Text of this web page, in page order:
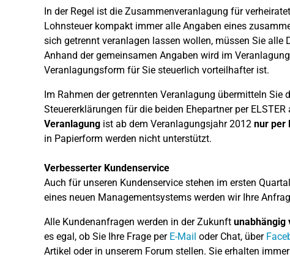
In der Regel ist die Zusammenveranlagung für
Lohnsteuer kompakt immer alle Angaben eines
sich getrennt veranlagen lassen wollen, müssen Sie alle
Anhand der gemeinsamen Angaben wird im
Veranlagungsform für Sie steuerlich vorteilhafter ist.
Im Rahmen der getrennten Veranlagung übermitteln Sie
Steuererklärungen für die beiden Ehepartner per
Veranlagung ist ab dem Veranlagungsjahr 2012 nur per
in Papierform werden nicht unterstützt.
Verbesserter Kundenservice
Auch für unseren Kundenservice stehen im ersten
eines neuen Managementsystems werden wir Ihre
Alle Kundenanfragen werden in der Zukunft unabhängig
es egal, ob Sie Ihre Frage per E-Mail oder Chat, über
Artikel oder in unserem Forum stellen. Sie erhalten